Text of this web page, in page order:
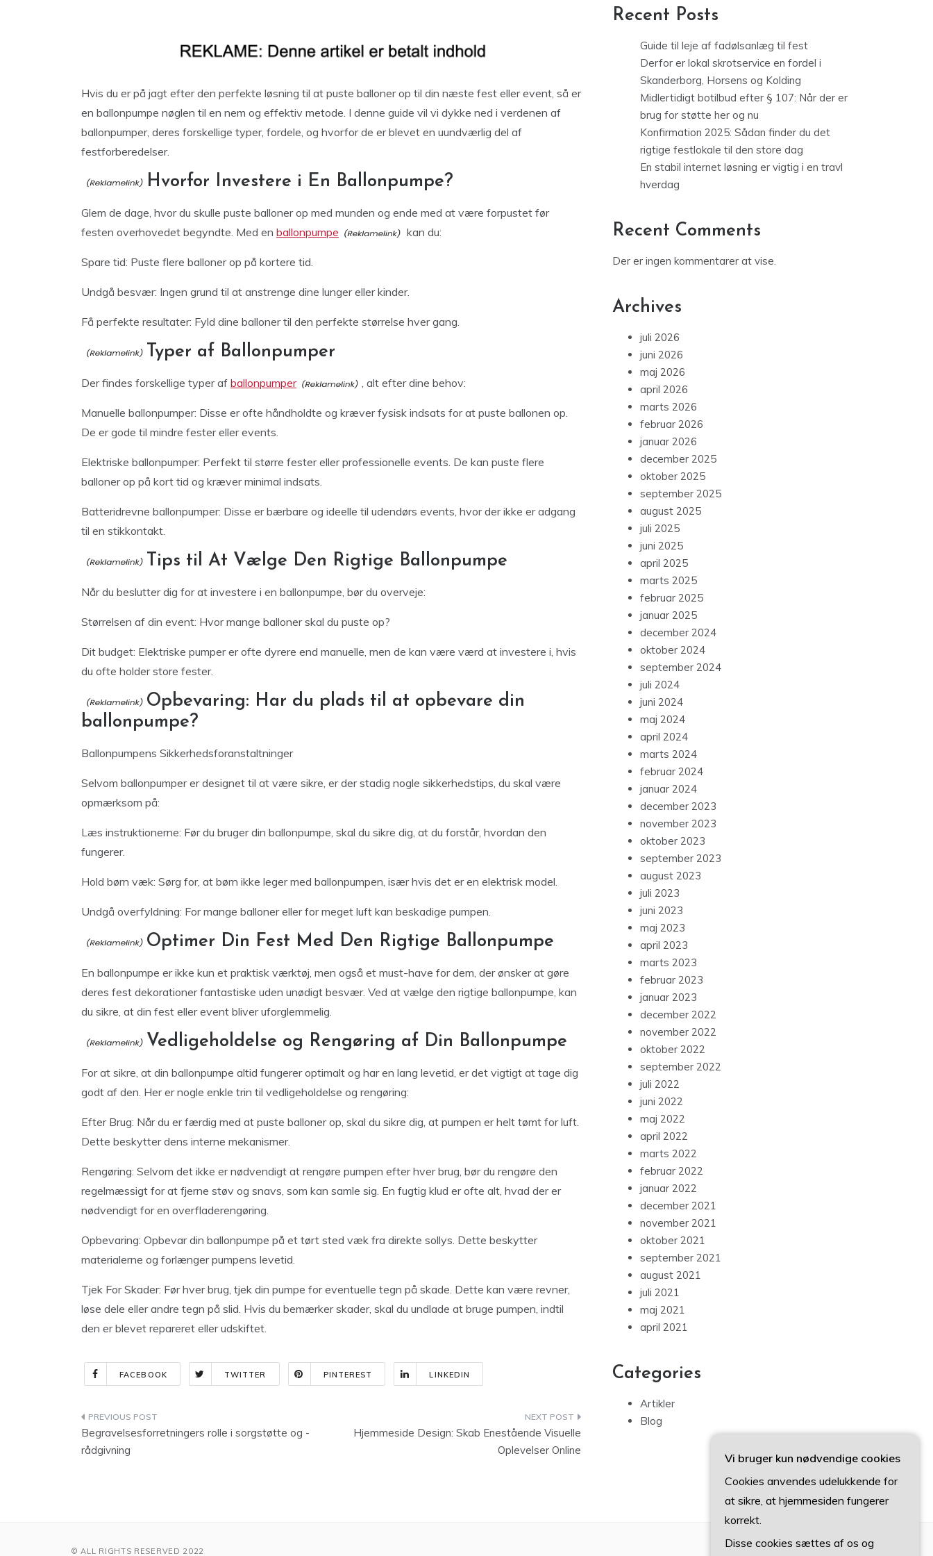
Hvis du er på jagt efter den perfekte løsning til at puste balloner op til din næste fest eller event, så er
en ballonpumpe nøglen til en nem og effektiv metode. I denne guide vil vi dykke ned i verdenen af
ballonpumper, deres forskellige typer, fordele, og hvorfor de er blevet en uundværlig del af
festforberedelser.
Hvorfor Investere i En Ballonpumpe?
Glem de dage, hvor du skulle puste balloner op med munden og ende med at være forpustet før
festen overhovedet begyndte. Med en ballonpumpe kan du:
Spare tid: Puste flere balloner op på kortere tid.
Undgå besvær: Ingen grund til at anstrenge dine lunger eller kinder.
Få perfekte resultater: Fyld dine balloner til den perfekte størrelse hver gang.
Typer af Ballonpumper
Der findes forskellige typer af ballonpumper , alt efter dine behov:
Manuelle ballonpumper: Disse er ofte håndholdte og kræver fysisk indsats for at puste ballonen op.
De er gode til mindre fester eller events.
Elektriske ballonpumper: Perfekt til større fester eller professionelle events. De kan puste flere
balloner op på kort tid og kræver minimal indsats.
Batteridrevne ballonpumper: Disse er bærbare og ideelle til udendørs events, hvor der ikke er adgang
til en stikkontakt.
Tips til At Vælge Den Rigtige Ballonpumpe
Når du beslutter dig for at investere i en ballonpumpe, bør du overveje:
Størrelsen af din event: Hvor mange balloner skal du puste op?
Dit budget: Elektriske pumper er ofte dyrere end manuelle, men de kan være værd at investere i, hvis
du ofte holder store fester.
Opbevaring: Har du plads til at opbevare din
ballonpumpe?
Ballonpumpens Sikkerhedsforanstaltninger
Selvom ballonpumper er designet til at være sikre, er der stadig nogle sikkerhedstips, du skal være
opmærksom på:
Læs instruktionerne: Før du bruger din ballonpumpe, skal du sikre dig, at du forstår, hvordan den
fungerer.
Hold børn væk: Sørg for, at børn ikke leger med ballonpumpen, især hvis det er en elektrisk model.
Undgå overfyldning: For mange balloner eller for meget luft kan beskadige pumpen.
Optimer Din Fest Med Den Rigtige Ballonpumpe
En ballonpumpe er ikke kun et praktisk værktøj, men også et must-have for dem, der ønsker at gøre
deres fest dekorationer fantastiske uden unødigt besvær. Ved at vælge den rigtige ballonpumpe, kan
du sikre, at din fest eller event bliver uforglemmelig.
Vedligeholdelse og Rengøring af Din Ballonpumpe
For at sikre, at din ballonpumpe altid fungerer optimalt og har en lang levetid, er det vigtigt at tage dig
godt af den. Her er nogle enkle trin til vedligeholdelse og rengøring:
Efter Brug: Når du er færdig med at puste balloner op, skal du sikre dig, at pumpen er helt tømt for luft.
Dette beskytter dens interne mekanismer.
Rengøring: Selvom det ikke er nødvendigt at rengøre pumpen efter hver brug, bør du rengøre den
regelmæssigt for at fjerne støv og snavs, som kan samle sig. En fugtig klud er ofte alt, hvad der er
nødvendigt for en overfladerengøring.
Opbevaring: Opbevar din ballonpumpe på et tørt sted væk fra direkte sollys. Dette beskytter
materialerne og forlænger pumpens levetid.
Tjek For Skader: Før hver brug, tjek din pumpe for eventuelle tegn på skade. Dette kan være revner,
løse dele eller andre tegn på slid. Hvis du bemærker skader, skal du undlade at bruge pumpen, indtil
den er blevet repareret eller udskiftet.
FACEBOOK TWITTER PINTEREST LINKEDIN
Indlægsnavigation
Begravelsesforretningers rolle i sorgstøtte og -
rådgivning
Hjemmeside Design: Skab Enestående Visuelle
Oplevelser Online
Recent Posts
Guide til leje af fadølsanlæg til fest
Derfor er lokal skrotservice en fordel i
Skanderborg, Horsens og Kolding
Midlertidigt botilbud efter § 107: Når der er
brug for støtte her og nu
Konfirmation 2025: Sådan finder du det
rigtige festlokale til den store dag
En stabil internet løsning er vigtig i en travl
hverdag
Recent Comments
Der er ingen kommentarer at vise.
Archives
juli 2026
juni 2026
maj 2026
april 2026
marts 2026
februar 2026
januar 2026
december 2025
oktober 2025
september 2025
august 2025
juli 2025
juni 2025
april 2025
marts 2025
februar 2025
januar 2025
december 2024
oktober 2024
september 2024
juli 2024
juni 2024
maj 2024
april 2024
marts 2024
februar 2024
januar 2024
december 2023
november 2023
oktober 2023
september 2023
august 2023
juli 2023
juni 2023
maj 2023
april 2023
marts 2023
februar 2023
januar 2023
december 2022
november 2022
oktober 2022
september 2022
juli 2022
juni 2022
maj 2022
april 2022
marts 2022
februar 2022
januar 2022
december 2021
november 2021
oktober 2021
september 2021
august 2021
juli 2021
maj 2021
april 2021
Categories
Artikler
Blog
© ALL RIGHTS RESERVED 2022
Vi bruger kun nødvendige cookies
Cookies anvendes udelukkende for
at sikre, at hjemmesiden fungerer
korrekt.
Disse cookies sættes af os og